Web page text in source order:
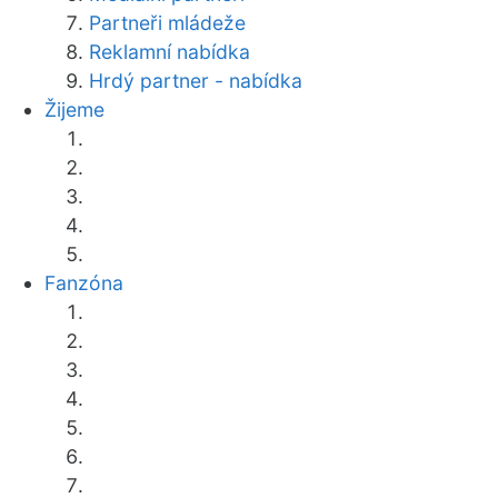
Partneři mládeže
Reklamní nabídka
Hrdý partner - nabídka
Žijeme
Fanzóna